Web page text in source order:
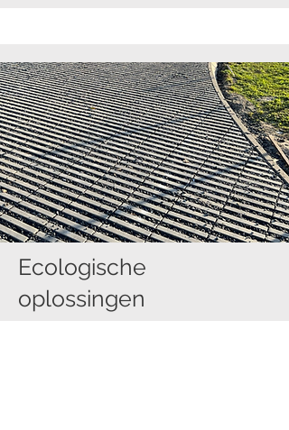
Ecologische
oplossingen